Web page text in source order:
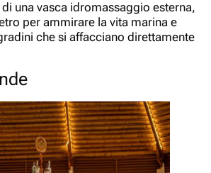
una vasca idromassaggio esterna,
per ammirare la vita marina e
che si affacciano direttamente